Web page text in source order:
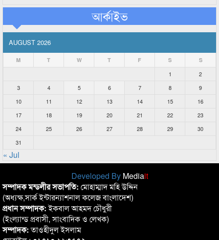
আর্কাইভ
AUGUST 2026
M T W T F S S
1
2
3
4 5 6 7 8
9
10
11 12 13 14 15
16
17
18 19 20 21 22
23
24
25 26 27 28 29
30
31
« Jul
Developed By Mediait
সম্পাদক মন্ডলীর সভাপতি: মোহাম্মাদ মহি উদ্দিন
(অধ্যক্ষ,সার্ক ইন্টারন্যাশনাল কলেজ বাংলাদেশ)
প্রধান সম্পাদক:ইকবাল আহমদ চৌধুরী
(ইংল্যান্ড প্রবাসী, সাংবাদিক ও লেখক)
সম্পাদক:তাওহীদুল ইসলাম